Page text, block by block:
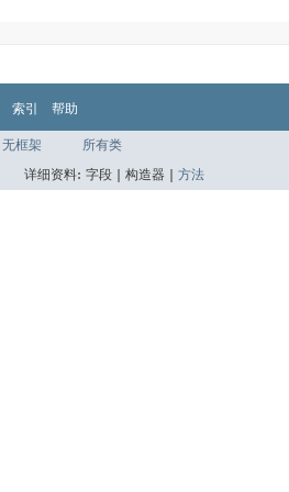
索引 帮助
无框架
所有类
详细资料: 字段 | 构造器 | 方法